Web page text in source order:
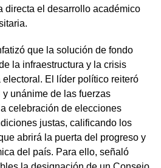
directa el desarrollo académico
que la solución de fondo
la infraestructura y la crisis
El líder político reiteró
unánime de las fuerzas
celebración de elecciones
justas, calificando los
abrirá la puerta del progreso y
del país. Para ello, señaló